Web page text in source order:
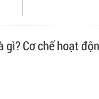
gì? Cơ chế hoạt